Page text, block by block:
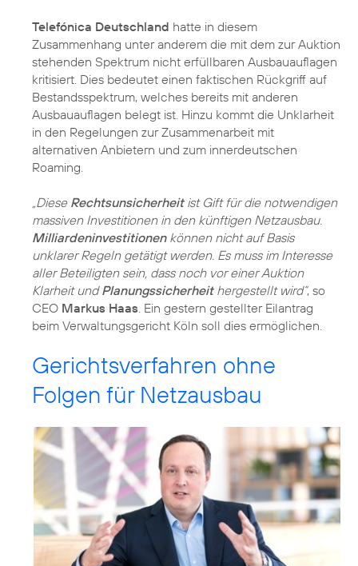
Telefónica Deutschland hatte in diesem
Zusammenhang unter anderem die mit dem zur Auktion
stehenden Spektrum nicht erfüllbaren Ausbauauflagen
kritisiert. Dies bedeutet einen faktischen Rückgriff auf
Bestandsspektrum, welches bereits mit anderen
Ausbauauflagen belegt ist. Hinzu kommt die Unklarheit
in den Regelungen zur Zusammenarbeit mit
alternativen Anbietern und zum innerdeutschen
Roaming.
„Diese Rechtsunsicherheitist Gift für die notwendigen
massiven Investitionen in den künftigen Netzausbau.
Milliardeninvestitionenkönnen nicht auf Basis
unklarer Regeln getätigt werden. Es muss im Interesse
aller Beteiligten sein, dass noch vor einer Auktion
Klarheit undPlanungssicherheithergestellt wird“, so
CEO Markus Haas . Ein gestern gestellter Eilantrag
beim Verwaltungsgericht Köln soll dies ermöglichen.
Gerichtsverfahren ohne
Folgen für Netzausbau